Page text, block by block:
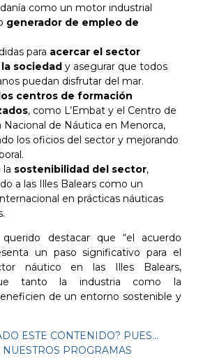
como un motor industrial
generador de empleo de
para acercar el sector
sociedady asegurar que todos
puedan disfrutar del mar.
centros de formación
, como L’Embat y el Centro de
Nacional de Náutica en Menorca,
los oficios del sector y mejorando
la sostenibilidad del sector,
a las Illes Balears como un
en prácticas náuticas
destacar que “el acuerdo
un paso significativo para el
náutico en las Illes Balears,
tanto la industria como la
de un entorno sostenible y
ESTE CONTENIDO? PUES...
NUESTROS PROGRAMAS